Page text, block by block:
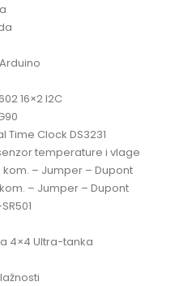
16×2 I2C
Time Clock DS3231
senzor temperature i vlage
kom. – Jumper – Dupont
– Jumper – Dupont
4×4 Ultra-tanka